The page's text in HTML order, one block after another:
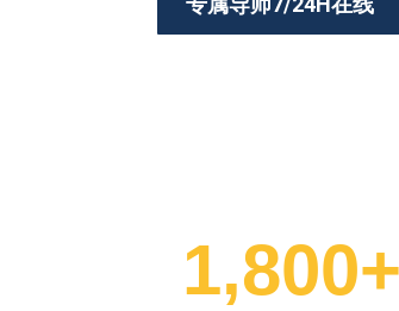
1,800+